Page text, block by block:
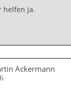
helfen ja.
Ackermann